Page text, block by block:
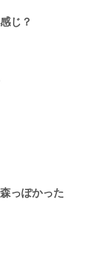
じ？
っぽかった